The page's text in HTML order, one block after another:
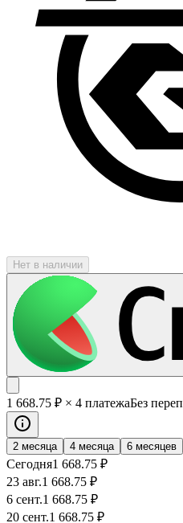
Нет в наличии
1 668.75 ₽ × 4 платежаБез
2 месяца 4 месяца 6 месяцев
Сегодня1 668.75 ₽
23 авг.1 668.75 ₽
6 сент.1 668.75 ₽
20 сент.1 668.75 ₽